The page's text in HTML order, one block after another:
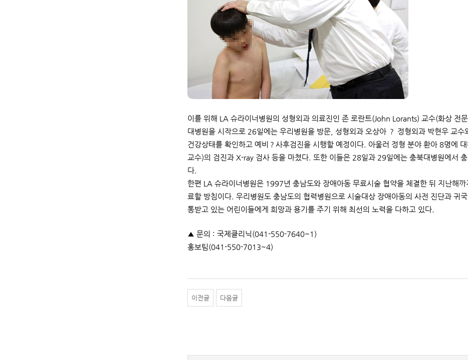
이를 위해 LA 슈라이너병원의 성형외과 의료진인 존 로란트(John Lorants) 교수(화상
대병원을 시작으로 26일에는 우리병원을 방문, 성형외과 오상아 ？ 정형외과 박현우 교
건강상태를 확인하고 예비？사후검진을 시행할 예정이다. 아울러 정형 분야 환아 8명에
교수)의 검진과 X-ray 검사 등을 마쳤다. 또한 이들은 28일과 29일에는 충북대병원에서
다.
한편 LA 슈라이너병원은 1997년 충남도와 장애아동 무료시술 협약을 체결한 뒤 지난해
료할 방침이다. 우리병원도 충남도의 협력병원으로 시술대상 장애아동의 사전 진단과 귀
통받고 있는 어린이들에게 희망과 용기를 주기 위해 최선의 노력을 다하고 있다.
▲ 문의 : 국제클리닉(041-550-7640~1)
홍보팀(041-550-7013~4)
이전글 다음글